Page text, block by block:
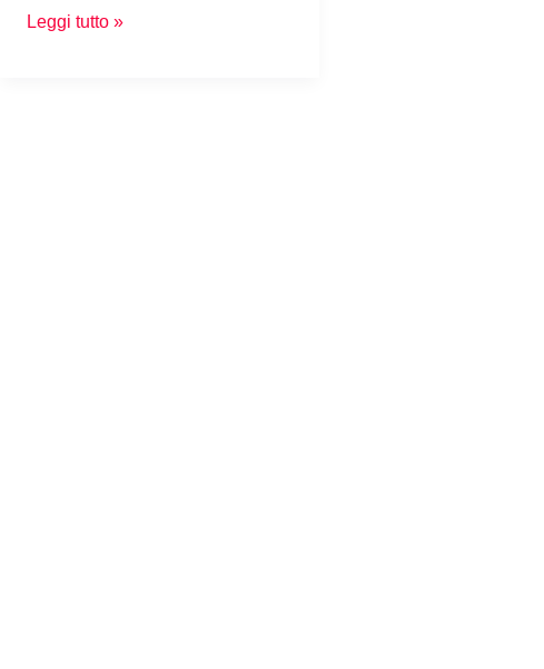
Leggi tutto »